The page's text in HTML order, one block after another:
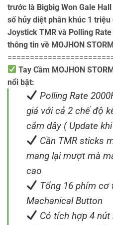
trước là Bigbig Won Gale
số hủy diệt phân khúc 1
Joystick TMR và Polling
thông tin về MOJHON
Tay Cầm MOJHON
nổi bật:
Polling Rate
giá với cả 2 chế độ
cắm dây ( Update
Cần TMR sticks
mang lại mượt mà
cao
Tổng 16 phím cơ
Machanical Button
Có tích hợp 4